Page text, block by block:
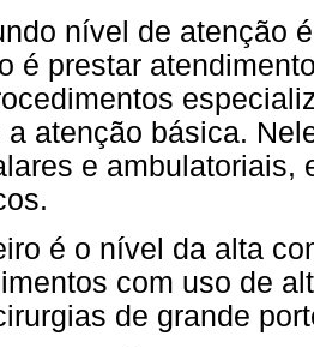
nível de atenção
é prestar
a atenção básica.
e ambulatoriais,
é o nível da alta
com uso de
de grande